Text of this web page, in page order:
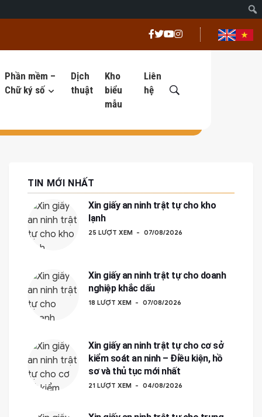
Phần mềm –
Chữ ký số
Dịch
thuật
Kho
biểu
mẫu
Liên
hệ
TIN MỚI NHẤT
Xin giấy an ninh trật tự cho kho
lạnh
25 LƯỢT XEM 07/08/2026
Xin giấy an ninh trật tự cho doanh
nghiệp khắc dấu
18 LƯỢT XEM 07/08/2026
Xin giấy an ninh trật tự cho cơ sở
kiểm soát an ninh – Điều kiện, hồ
sơ và thủ tục mới nhất
21 LƯỢT XEM 04/08/2026